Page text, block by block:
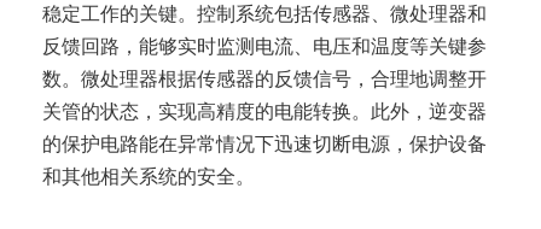
稳定工作的关键。控制系统包括传感器、微处理器和
反馈回路，能够实时监测电流、电压和温度等关键参
数。微处理器根据传感器的反馈信号，合理地调整开
关管的状态，实现高精度的电能转换。此外，逆变器
的保护电路能在异常情况下迅速切断电源，保护设备
和其他相关系统的安全。